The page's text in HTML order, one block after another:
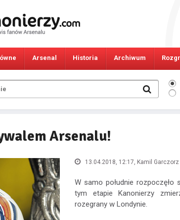
Arsenal Historia Archiwum
Arsenalu!
13.04.2018, 12:17, Kamil Garczorz
W samo południe rozpoczęło
tym etapie Kanonierzy
rozegrany w Londynie.